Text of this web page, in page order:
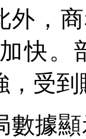
外，
快。
，受
據顯